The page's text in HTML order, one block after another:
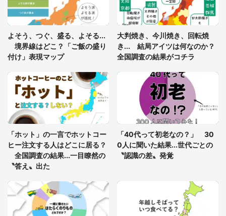
「閉所恐怖症の私は新幹線で大パニック。隣席の青
年に『手を繋いで』とお願いしたら...」 体験談に
8万人感動
7万人驚がく 「お菓子売り場ならまだしも...」「ハ
ードル高い」
あまりにも四角すぎる猫、激写される 「これもう
座布団だろ」「食パンの耳」と1.4万人困惑
よそう、つぐ、盛る、よそる...
境界線はどこ？「ご飯の盛り
付け」表現マップ
大判焼き、今川焼き、回転焼
き... 結局アイツは何なのか？
全国調査の結果がコチラ
「ホット」の一言でホットコー
ヒー注文する人はどこに居る？
全国調査の結果...一目瞭然の
〝答え〟出た
「40代って初老なの？」 30
0人に聞いた結果...世代ごとの
〝認識の差〟発覚